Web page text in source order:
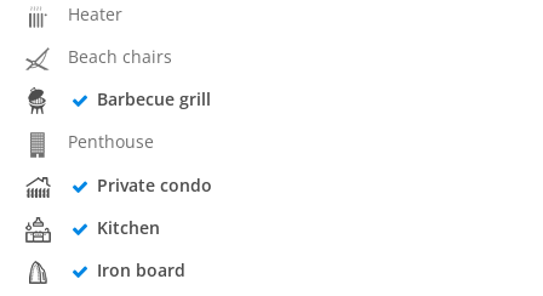
Heater
Beach chairs
Barbecue grill
Penthouse
Private condo
Kitchen
Iron board